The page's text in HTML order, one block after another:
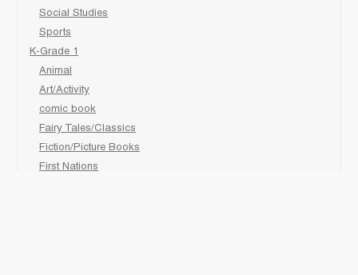
Social Studies
Sports
K-Grade 1
Animal
Art/Activity
comic book
Fairy Tales/Classics
Fiction/Picture Books
First Nations